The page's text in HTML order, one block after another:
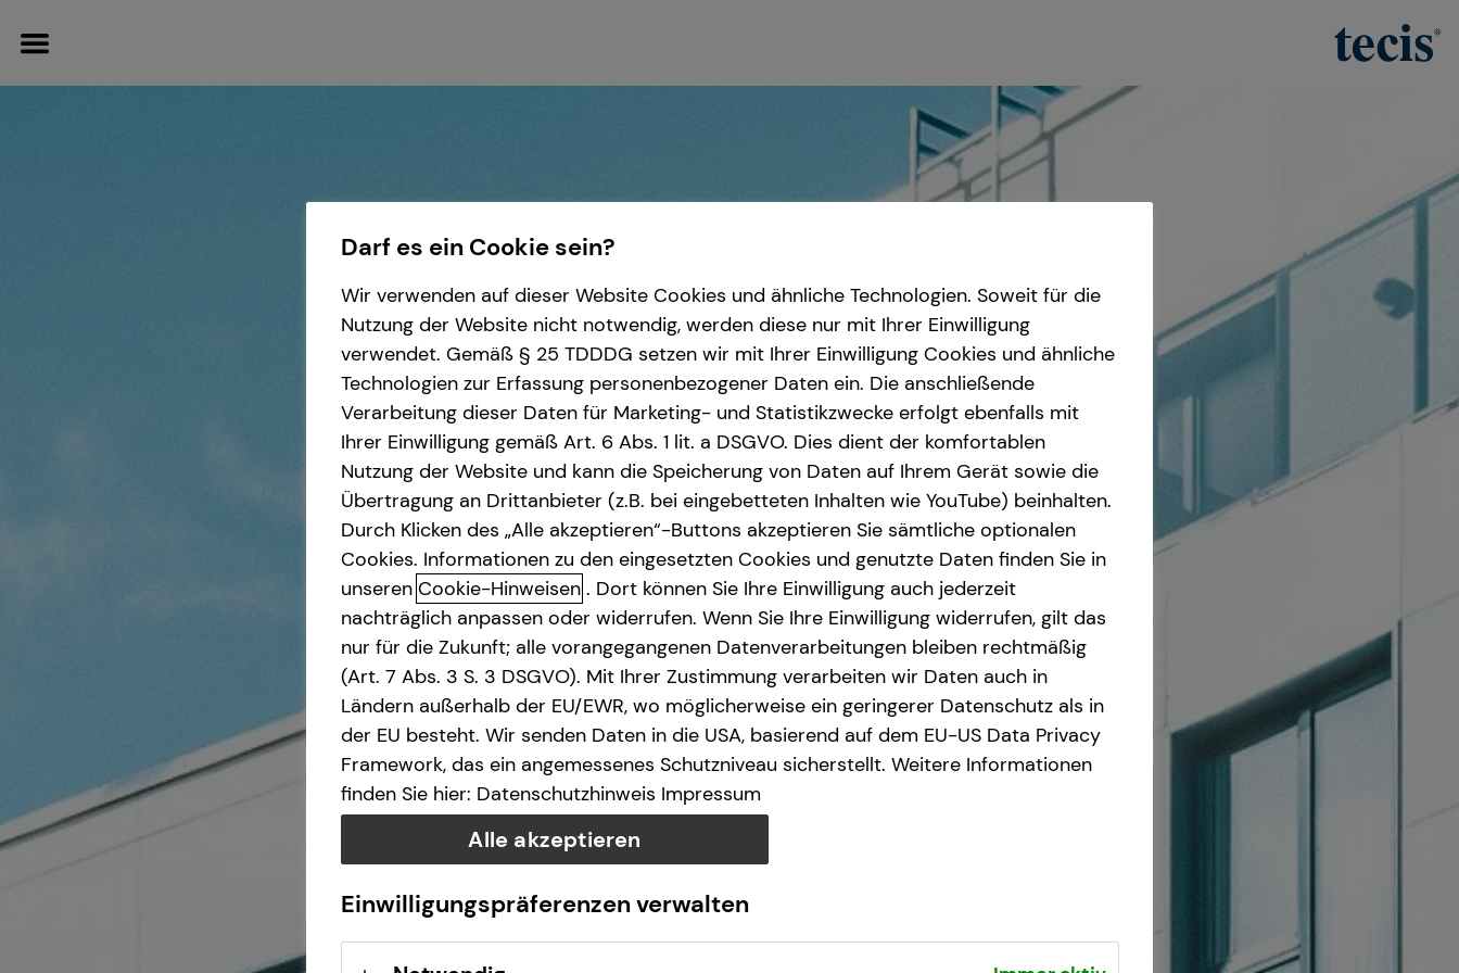
Darf es ein Cookie sein?
Wir verwenden auf dieser Website Cookies und ähnliche Technologien. Soweit für die
Nutzung der Website nicht notwendig, werden diese nur mit Ihrer Einwilligung
verwendet. Gemäß § 25 TDDDG setzen wir mit Ihrer Einwilligung Cookies und ähnliche
Technologien zur Erfassung personenbezogener Daten ein. Die anschließende
Verarbeitung dieser Daten für Marketing- und Statistikzwecke erfolgt ebenfalls mit
Ihrer Einwilligung gemäß Art. 6 Abs. 1 lit. a DSGVO. Dies dient der komfortablen
Nutzung der Website und kann die Speicherung von Daten auf Ihrem Gerät sowie die
Übertragung an Drittanbieter (z.B. bei eingebetteten Inhalten wie YouTube) beinhalten.
Durch Klicken des „Alle akzeptieren“-Buttons akzeptieren Sie sämtliche optionalen
Cookies. Informationen zu den eingesetzten Cookies und genutzte Daten finden Sie in
unseren Cookie-Hinweisen . Dort können Sie Ihre Einwilligung auch jederzeit
nachträglich anpassen oder widerrufen. Wenn Sie Ihre Einwilligung widerrufen, gilt das
nur für die Zukunft; alle vorangegangenen Datenverarbeitungen bleiben rechtmäßig
(Art. 7 Abs. 3 S. 3 DSGVO). Mit Ihrer Zustimmung verarbeiten wir Daten auch in
Ländern außerhalb der EU/EWR, wo möglicherweise ein geringerer Datenschutz als in
der EU besteht. Wir senden Daten in die USA, basierend auf dem EU-US Data Privacy
Framework, das ein angemessenes Schutzniveau sicherstellt. Weitere Informationen
finden Sie hier: Datenschutzhinweis Impressum
Alle akzeptieren
Einwilligungspräferenzen verwalten